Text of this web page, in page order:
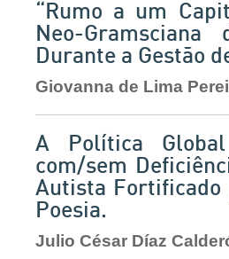
“Rumo a um
Neo-
Durante a Gestão
Giovanna de Lima
A Política
com/sem
Autista Fortificado
Poesia.
Julio César Díaz